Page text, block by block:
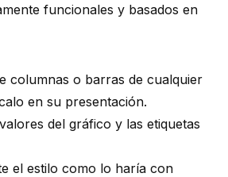
funcionales y basados en
columnas o barras de cualquier
en su presentación.
del gráfico y las etiquetas
el estilo como lo haría con